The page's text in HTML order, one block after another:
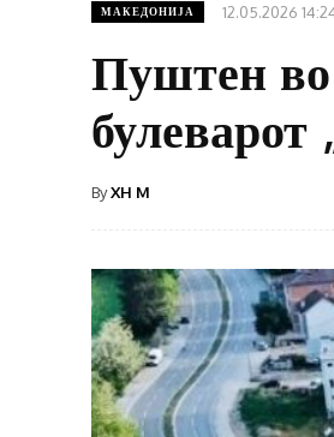
МАКЕДОНИЈА 12.05.2026
Пуштен во
булеварот
ByXH M